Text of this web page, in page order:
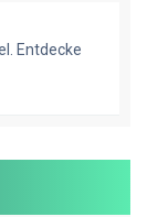
Entdecke